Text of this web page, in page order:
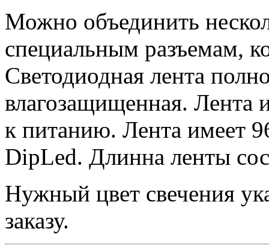
Можно объединить
специальным разъемам,
Светодиодная лента
влагозащищенная. Лента
к питанию. Лента имеет
DipLed. Длинна ленты
Нужный цвет свечения
заказу.